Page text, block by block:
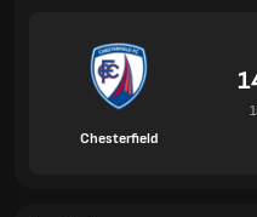
Chesterfield